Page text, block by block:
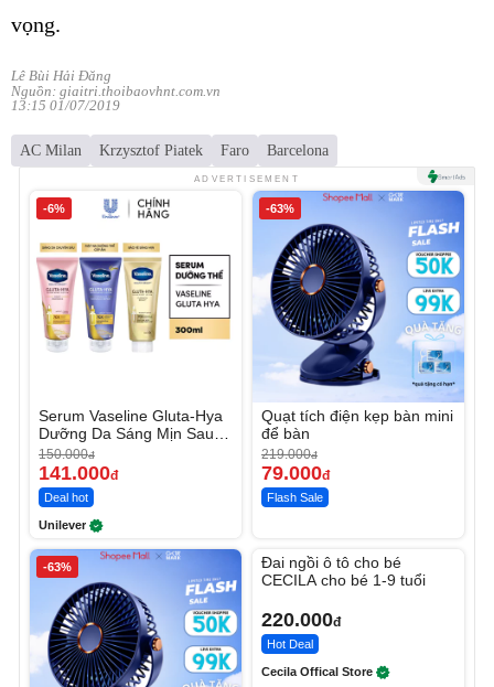
vọng.
Lê Bùi Hải Đăng
Nguồn: giaitri.thoibaovhnt.com.vn
13:15 01/07/2019
AC Milan Krzysztof Piatek Faro Barcelona
ADVERTISEMENT
-6%
Serum Vaseline Gluta-Hya
Dưỡng Da Sáng Mịn Sau 7
Ngày
150.000đ
141.000đ
Deal hot
Unilever
-63%
Quạt tích điện kẹp bàn mini
để bàn
219.000đ
79.000đ
Flash Sale
-63%
Đai ngồi ô tô cho bé
CECILA cho bé 1-9 tuổi
220.000đ
Hot Deal
Cecila Offical Store